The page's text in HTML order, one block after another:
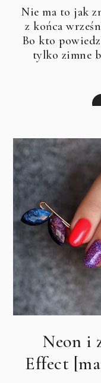
Nie ma to jak
z końca
Bo kto
tylko zimne
Neon i
Effect